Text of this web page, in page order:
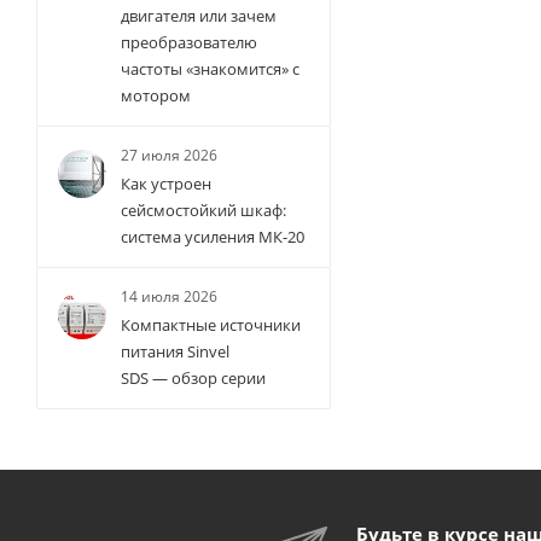
двигателя или зачем
преобразователю
частоты «знакомится» с
мотором
27 июля 2026
Как устроен
сейсмостойкий шкаф:
система усиления МК-20
14 июля 2026
Компактные источники
питания Sinvel
SDS — обзор серии
Будьте в курсе